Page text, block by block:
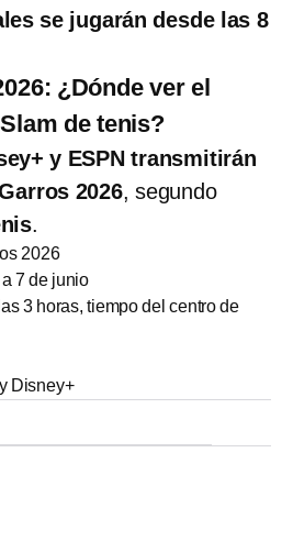
se jugarán desde las 8
¿Dónde ver el
de tenis?
y ESPN transmitirán
2026, segundo
.
2026
7 de junio
3 horas, tiempo del centro de
Disney+